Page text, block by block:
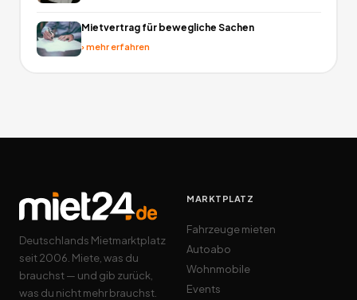
Mietvertrag für bewegliche Sachen
›mehr erfahren
Deutschlands Mietmarktplatz
seit 2006. Miete, was du
brauchst — und gib zurück,
was du nicht mehr brauchst.
MARKTPLATZ
Fahrzeuge mieten
Autoabo
Wohnmobile
Events